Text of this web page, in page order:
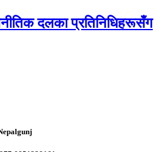
दलका प्रतिनिधिहरूसँग